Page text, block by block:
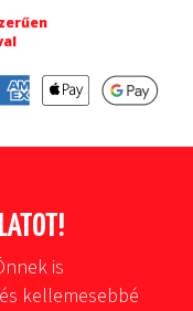
is
kellemesebbé